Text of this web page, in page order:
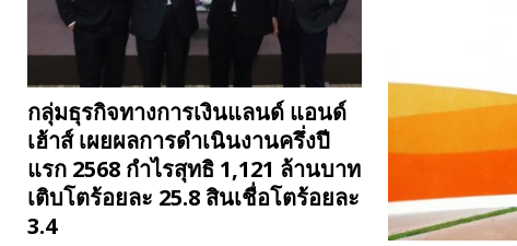
กลุ่มธุรกิจทางการเงินแลนด์ แอนด์
เฮ้าส์ เผยผลการดำเนินงานครึ่งปี
แรก 2568 กำไรสุทธิ 1,121 ล้านบาท
เติบโตร้อยละ 25.8 สินเชื่อโตร้อยละ
3.4